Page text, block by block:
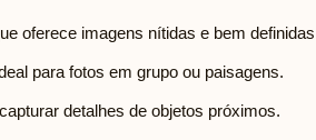
oferece imagens nítidas e bem
para fotos em grupo ou paisagens.
detalhes de objetos próximos.